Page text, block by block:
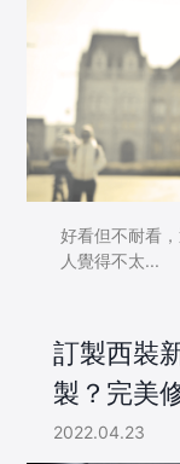
好看但不耐看
人覺得不太...
訂製西裝
製？完美
2022.04.23